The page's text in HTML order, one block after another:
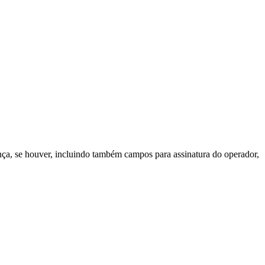
se houver, incluindo também campos para assinatura do operador,